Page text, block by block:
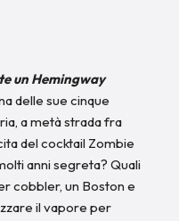
un Hemingway
delle sue cinque
a metà strada fra
del cocktail Zombie
anni segreta? Quali
cobbler, un Boston e
il vapore per